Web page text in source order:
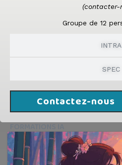
INTRA
SPEC
(contacter-
Groupe de 12
Contactez-nous